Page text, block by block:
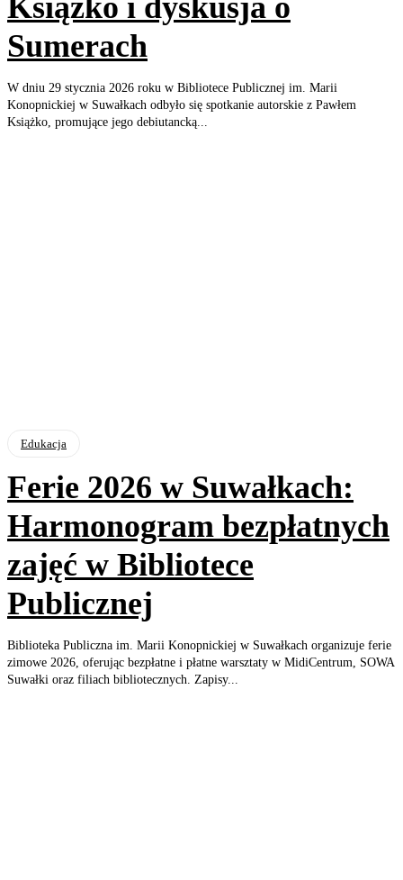
Sumerach
W dniu 29 stycznia 2026 roku w Bibliotece Publicznej im. Marii
Konopnickiej w Suwałkach odbyło się spotkanie autorskie z Pawłem
Książko, promujące jego debiutancką...
Edukacja
Ferie 2026 w Suwałkach:
Harmonogram bezpłatnych
zajęć w Bibliotece
Publicznej
Biblioteka Publiczna im. Marii Konopnickiej w Suwałkach organizuje ferie
zimowe 2026, oferując bezpłatne i płatne warsztaty w MidiCentrum, SOWA
Suwałki oraz filiach bibliotecznych. Zapisy...